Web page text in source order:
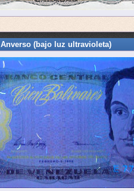
Anverso (bajo luz ultravioleta)